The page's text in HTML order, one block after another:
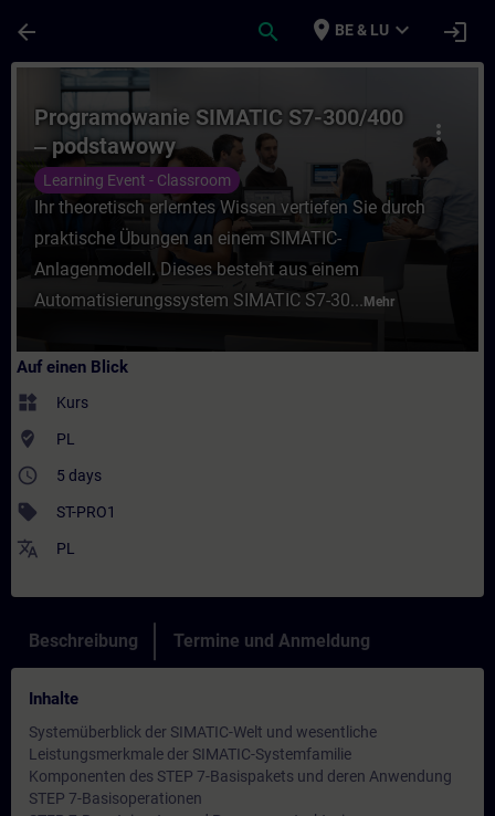
arrow_back search place BE & LU expand_more login
Kurs - Programowanie SIMATIC S7-300/
more_vert
Programowanie SIMATIC S7-300/400
‒ podstawowy
Learning Event - Classroom
Ihr theoretisch erlerntes Wissen vertiefen Sie durch
praktische Übungen an einem SIMATIC-
Anlagenmodell. Dieses besteht aus einem
Automatisierungssystem SIMATIC S7-30... Mehr
Auf einen Blick
widgets Kurs
where_to_vote PL
access_time 5 days
sell ST-PRO1
translate PL
Beschreibung Termine und Anmeldung
Inhalte
Systemüberblick der SIMATIC-Welt und wesentliche
Leistungsmerkmale der SIMATIC-Systemfamilie
Komponenten des STEP 7-Basispakets und deren Anwendung
STEP 7-Basisoperationen